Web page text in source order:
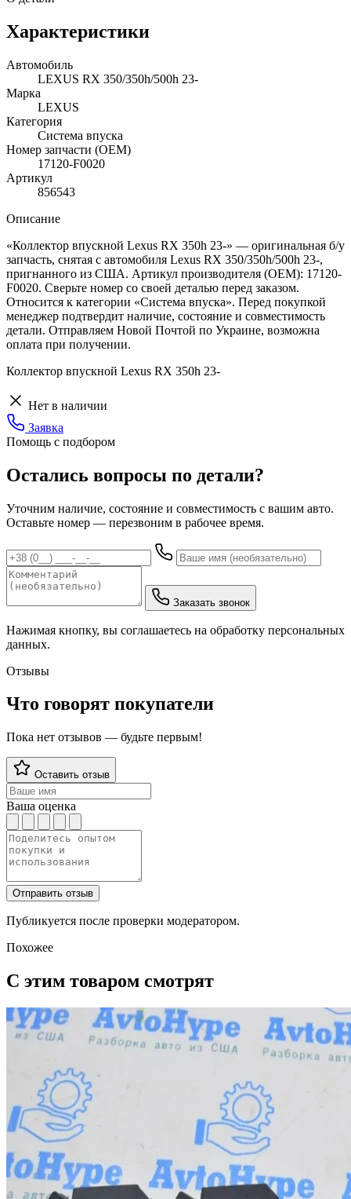
Характеристики
Автомобиль
LEXUS RX 350/350h/500h 23-
Марка
LEXUS
Категория
Система впуска
Номер запчасти (OEM)
17120-F0020
Артикул
856543
Описание
«Коллектор впускной Lexus RX 350h 23-» — оригинальная б/у
запчасть, снятая с автомобиля Lexus RX 350/350h/500h 23-,
пригнанного из США. Артикул производителя (OEM): 17120-
F0020. Сверьте номер со своей деталью перед заказом.
Относится к категории «Система впуска». Перед покупкой
менеджер подтвердит наличие, состояние и совместимость
детали. Отправляем Новой Почтой по Украине, возможна
оплата при получении.
Коллектор впускной Lexus RX 350h 23-
Нет в наличии
Заявка
Помощь с подбором
Остались вопросы по детали?
Уточним наличие, состояние и совместимость с вашим авто.
Оставьте номер — перезвоним в рабочее время.
Заказать звонок
Нажимая кнопку, вы соглашаетесь на обработку персональных
данных.
Отзывы
Что говорят покупатели
Пока нет отзывов — будьте первым!
Оставить отзыв
Ваша оценка
Отправить отзыв
Публикуется после проверки модератором.
Похожее
С этим товаром смотрят